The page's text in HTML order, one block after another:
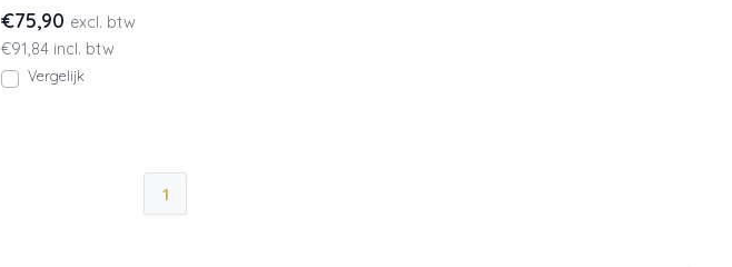
€75,90 excl. btw
€91,84 incl. btw
Vergelijk
1